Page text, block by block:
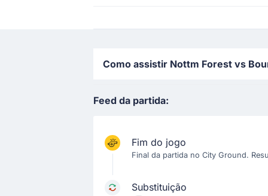
Como assistir Nottm Forest vs
Feed da partida:
Fim do jogo
Final da partida no City Ground.
Substituição